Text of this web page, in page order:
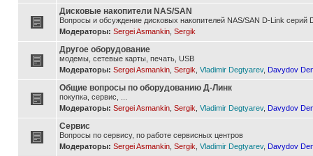
Дисковые накопители NAS/SAN
Вопросы и обсуждение дисковых накопителей NAS/SAN D-Link серий
Модераторы: Sergei Asmankin Sergik
Другое оборудование
модемы, сетевые карты, печать, USB
Модераторы: Sergei Asmankin Sergik Vladimir Degtyarev, Davydov
Общие вопросы по оборудованию Д-Линк
покупка, сервис, ...
Модераторы: Sergei Asmankin Sergik Vladimir Degtyarev, Davydov
Сервис
Вопросы по сервису, по работе сервисных центров
Модераторы: Sergei Asmankin Sergik Vladimir Degtyarev, Davydov